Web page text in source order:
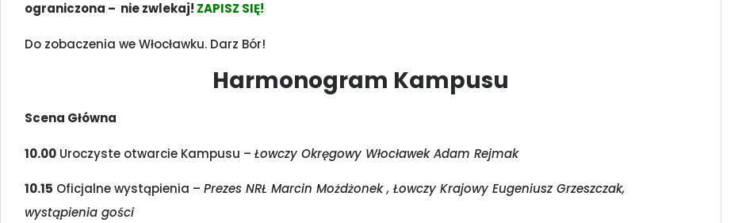
ograniczona – nie zwlekaj! ZAPISZ SIĘ!
Do zobaczenia we Włocławku. Darz Bór!
Harmonogram Kampusu
Scena Główna
10.00 Uroczyste otwarcie Kampusu – Łowczy Okręgowy Włocławek Adam Rejmak
10.15 Oficjalne wystąpienia – Prezes NRŁ Marcin Możdżonek , Łowczy Krajowy Eugeniusz Grzeszczak,
wystąpienia gości